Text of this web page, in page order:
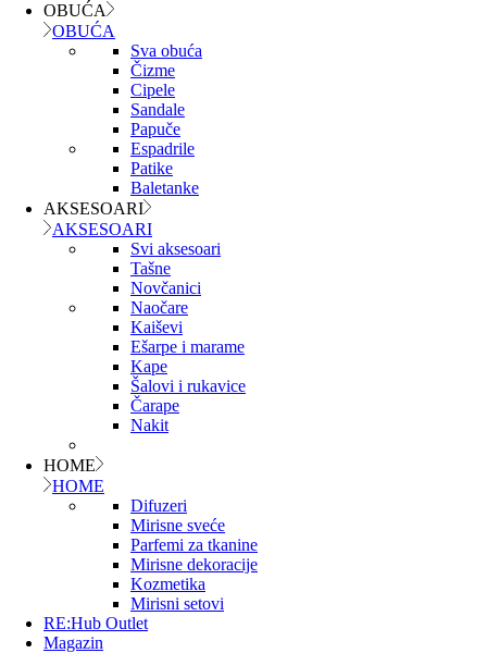
OBUĆA
OBUĆA
Sva obuća
Čizme
Cipele
Sandale
Papuče
Espadrile
Patike
Baletanke
AKSESOARI
AKSESOARI
Svi aksesoari
Tašne
Novčanici
Naočare
Kaiševi
Ešarpe i marame
Kape
Šalovi i rukavice
Čarape
Nakit
HOME
HOME
Difuzeri
Mirisne sveće
Parfemi za tkanine
Mirisne dekoracije
Kozmetika
Mirisni setovi
RE:Hub Outlet
Magazin